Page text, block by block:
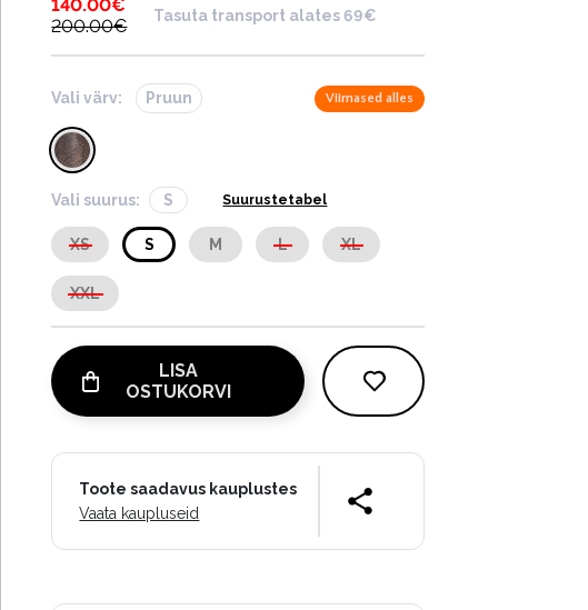
140.00€
200.00€
Tasuta transport alates 69€
Vali värv: Pruun Viimased alles
Vali suurus: S Suurustetabel
XS S M L XL
XXL
LISA
OSTUKORVI
Toote saadavus kauplustes
Vaata kaupluseid